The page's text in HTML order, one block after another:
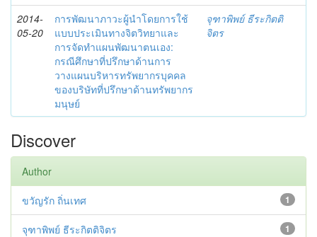
2014-
05-20
การพัฒนาภาวะผู้นำโดยการใช้
แบบประเมินทางจิตวิทยาและ
การจัดทำแผนพัฒนาตนเอง:
กรณีศึกษาที่ปรึกษาด้านการ
วางแผนบริหารทรัพยากรบุคคล
ของบริษัทที่ปรึกษาด้านทรัพยากร
มนุษย์
จุฑาพิพย์ ธีระกิตติ
จิตร
Discover
Author
1
ขวัญรัก ถิ่นเทศ
1
จุฑาพิพย์ ธีระกิตติจิตร